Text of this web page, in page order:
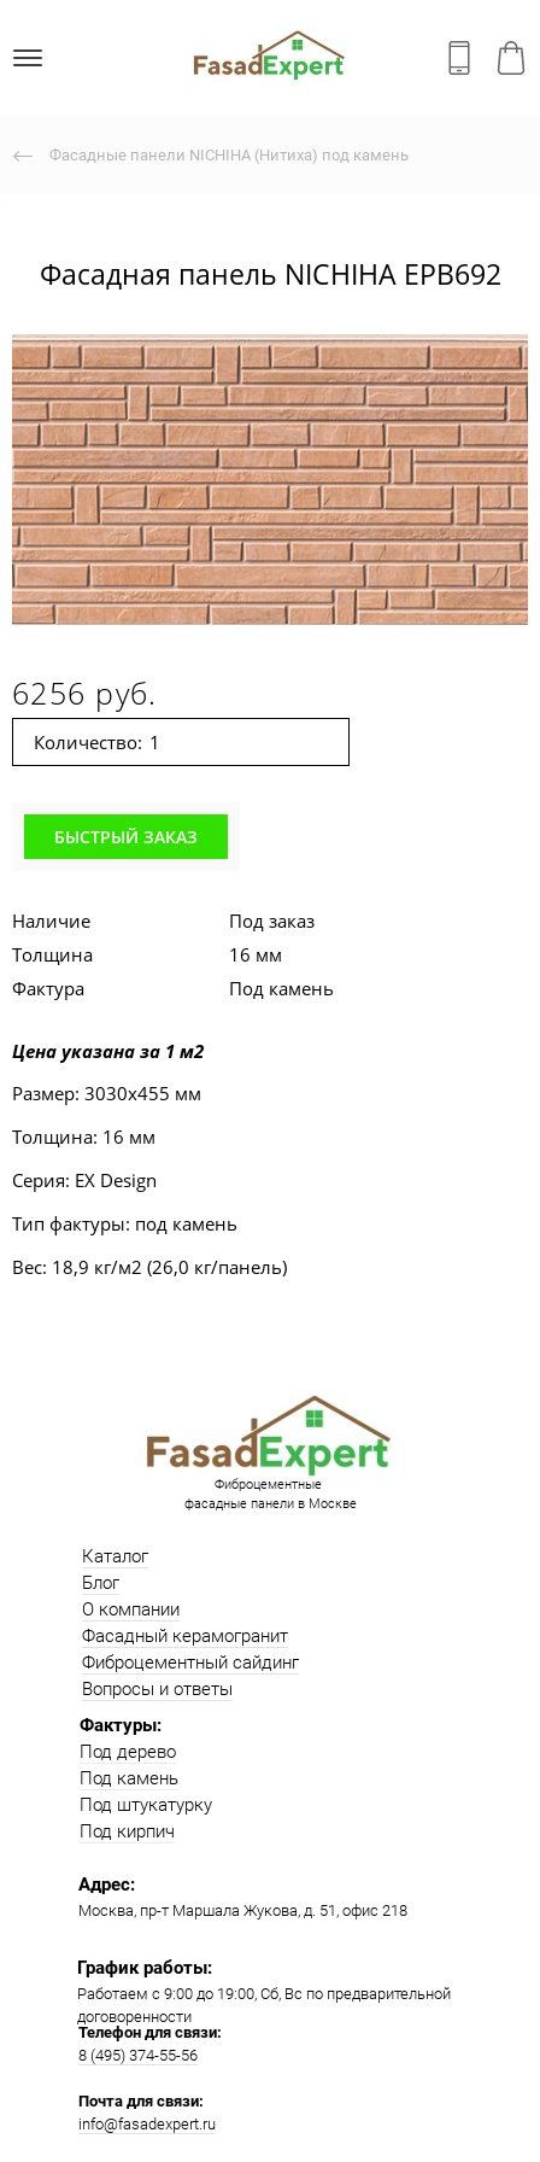
Фасадные панели NICHIHA (Нитиха) под камень
Фасадная панель NICHIHA EPB692
6256 руб.
Количество:
БЫСТРЫЙ ЗАКАЗ
Наличие
Под заказ
Толщина
16 мм
Фактура
Под камень
Цена указана за 1 м2
Размер: 3030х455 мм
Толщина: 16 мм
Серия: EX Design
Тип фактуры: под камень
Вес: 18,9 кг/м2 (26,0 кг/панель)
Фактуры:
Под дерево
Под камень
Под штукатурку
Под кирпич
Работаем с 9:00 до 19:00​, Сб, Вс по предварительной
договоренности
Москва, пр-т Маршала Жукова, д. 51, офис 218​​
Каталог
Блог
О компании
Фасадный керамогранит
Фиброцементный сайдинг
Вопросы и ответы
Адрес:
График работы:
Телефон для связи:
8 (495) 374-55-56​
Почта для связи:
info@fasadexpert.ru
Фиброцементные
фасадные панели в Москве